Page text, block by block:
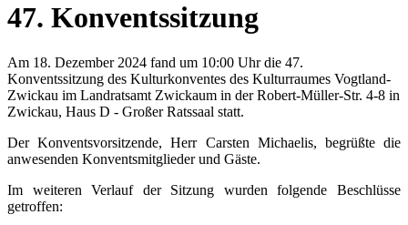
47. Konventssitzung
Am 18. Dezember 2024 fand um 10:00 Uhr die 47.
Konventssitzung des Kulturkonventes des Kulturraumes Vogtland-
Zwickau im Landratsamt Zwickaum in der Robert-Müller-Str. 4-8 in
Zwickau, Haus D - Großer Ratssaal statt.
Der Konventsvorsitzende, Herr Carsten Michaelis, begrüßte die
anwesenden Konventsmitglieder und Gäste.
Im weiteren Verlauf der Sitzung wurden folgende Beschlüsse
getroffen: